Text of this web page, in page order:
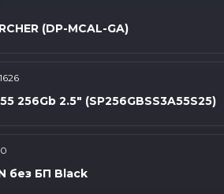
(DP-MCAL-GA)
256Gb 2.5" (SP256GBSS3A55S25)
без БП Black